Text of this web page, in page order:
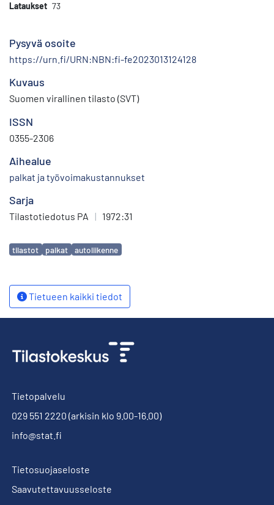
Lataukset 73
Pysyvä osoite
https://urn.fi/URN:NBN:fi-fe2023013124128
Kuvaus
Suomen virallinen tilasto (SVT)
ISSN
0355-2306
Aihealue
palkat ja työvoimakustannukset
Sarja
Tilastotiedotus PA | 1972:31
Avainsanat
tilastot palkat autoliikenne
Tietueen kaikki tiedot
Tietopalvelu
029 551 2220 (arkisin klo 9.00-16.00)
info@stat.fi
Tietosuojaseloste
Saavutettavuusseloste